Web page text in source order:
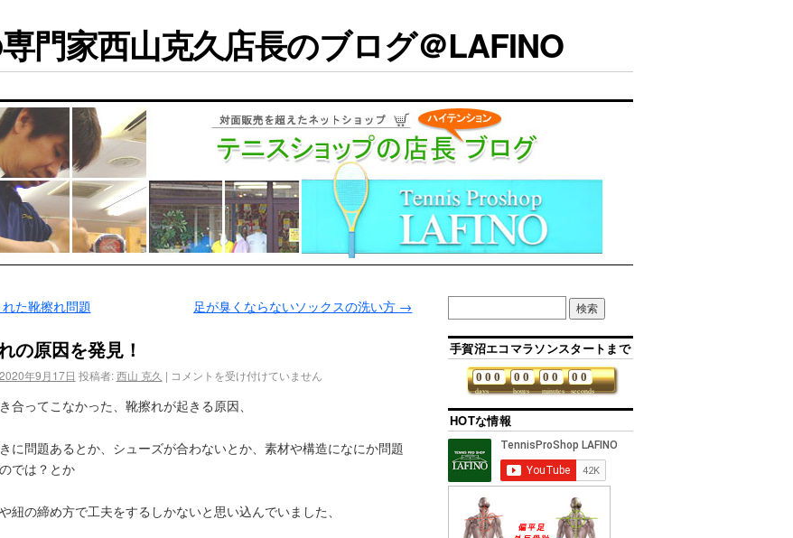
門家西山克久店長のブログ＠LAFINO
た靴擦れ問題 足が臭くならないソックスの洗い方 →
の原因を発見！
2020年9月17日 投稿者: 西山 克久 | コメントを受け付けていません
合ってこなかった、靴擦れが起きる原因、
に問題あるとか、シューズが合わないとか、素材や構造になにか問題
では？とか
紐の締め方で工夫をするしかないと思い込んでいました、
手賀沼エコマラソンスタートまで
days
0 0 0
hours
0 0
minutes
0 0
seconds
0 0
HOTな情報